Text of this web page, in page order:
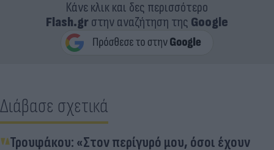
Κάνε κλικ και δες περισσότερο
Flash.grστην αναζήτηση της Google
Διάβασε σχετικά
Τρουφάκου: «Στον περίγυρό μου, όσοι έχουν